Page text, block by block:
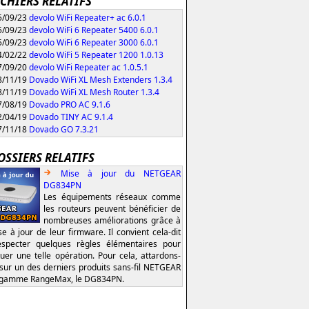
09/23devolo WiFi Repeater+ ac 6.0.1
09/23devolo WiFi 6 Repeater 5400 6.0.1
09/23devolo WiFi 6 Repeater 3000 6.0.1
02/22 devolo WiFi 5 Repeater 1200 1.0.13
09/20devolo WiFi Repeater ac 1.0.5.1
11/19 Dovado WiFi XL Mesh Extenders 1.3.4
11/19 Dovado WiFi XL Mesh Router 1.3.4
08/19 Dovado PRO AC 9.1.6
04/19 Dovado TINY AC 9.1.4
11/18 Dovado GO 7.3.21
RELATIFS
Mise à jour du NETGEAR
DG834PN
Les équipements réseaux comme
les routeurs peuvent bénéficier de
nombreuses améliorations grâce à
à jour de leur firmware. Il convient cela-dit
quelques règles élémentaires pour
une telle opération. Pour cela, attardons-
un des derniers produits sans-fil NETGEAR
RangeMax, le DG834PN.